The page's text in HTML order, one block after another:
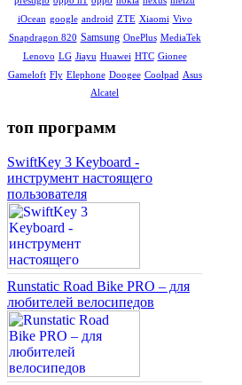
iOcean google android ZTE Xiaomi Vivo
Snapdragon 820 Samsung OnePlus MediaTek
Lenovo LG Jiayu Huawei HTC Gionee
Gameloft Fly Elephone Doogee Coolpad Asus
Alcatel
топ программ
SwiftKey 3 Keyboard -
инструмент настоящего
пользователя
Runstatic Road Bike PRO – для
любителей велосипедов